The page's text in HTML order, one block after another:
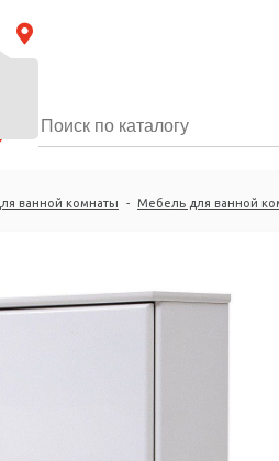
ванной комнаты - Мебель для ванной